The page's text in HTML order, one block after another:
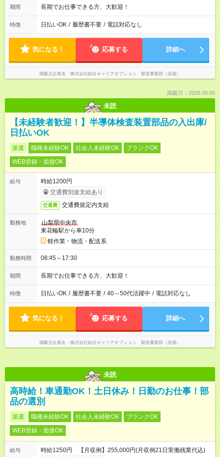
期間 長期でお仕事できる方、大歓迎！
特徴 日払いOK / 履歴書不要 / 電話対応なし
気になる！ 応募する 詳細へ
掲載元企業名 株式会社綜合キャリアオプション 製造事業部（全国）
掲載日：2026.08.05
未読
【未経験者歓迎！】半導体検査装置部品の入出庫/
日払いOK
派遣 職種未経験OK 社会人未経験OK
ブランクOK
WEB登録・面接OK
給与
時給1200円
交通費別途支給あり
交通費 交通費規定内支給
勤務地
山梨県中央市
東花輪駅から車10分
軽作業・物流・配送系
勤務時間 08:45～17:30
期間 長期でお仕事できる方、大歓迎！
特徴 日払いOK / 履歴書不要 / 40～50代活躍中 / 電話対応なし
気になる！ 応募する 詳細へ
掲載元企業名 株式会社綜合キャリアオプション 製造事業部（全国）
未読
高時給！車通勤OK！土日休み！日勤のお仕事！部
品の選別
派遣 職種未経験OK 社会人未経験OK
ブランクOK
WEB登録・面接OK
給与
時給1250円 【月収例】255,000円(月収例21日実働残業代込)